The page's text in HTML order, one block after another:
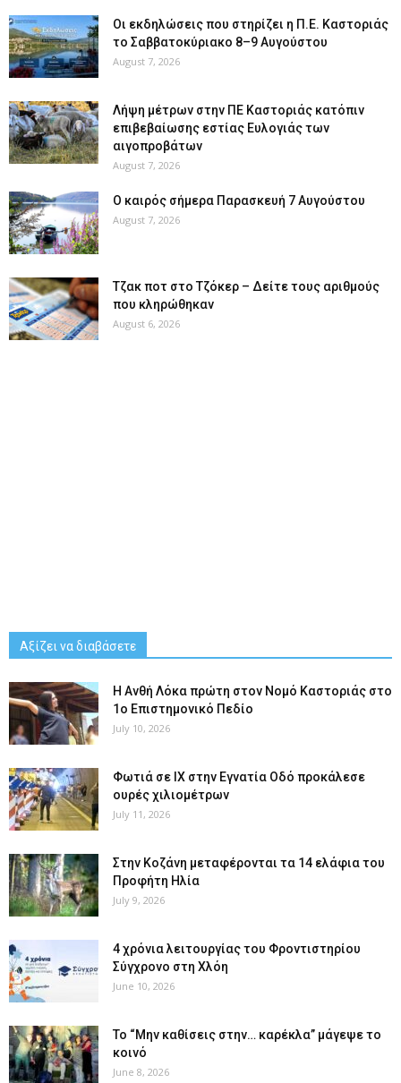
Οι εκδηλώσεις που στηρίζει η Π.Ε. Καστοριάς
το Σαββατοκύριακο 8–9 Αυγούστου
August 7, 2026
Λήψη μέτρων στην ΠΕ Καστοριάς κατόπιν
επιβεβαίωσης εστίας Ευλογιάς των
αιγοπροβάτων
August 7, 2026
Ο καιρός σήμερα Παρασκευή 7 Αυγούστου
August 7, 2026
Tζακ ποτ στο Τζόκερ – Δείτε τους αριθμούς
που κληρώθηκαν
August 6, 2026
Αξίζει να διαβάσετε
Η Ανθή Λόκα πρώτη στον Νομό Καστοριάς στο
1ο Επιστημονικό Πεδίο
July 10, 2026
Φωτιά σε ΙΧ στην Εγνατία Οδό προκάλεσε
ουρές χιλιομέτρων
July 11, 2026
Στην Κοζάνη μεταφέρονται τα 14 ελάφια του
Προφήτη Ηλία
July 9, 2026
4 χρόνια λειτουργίας του Φροντιστηρίου
Σύγχρονο στη Χλόη
June 10, 2026
Το “Μην καθίσεις στην… καρέκλα” μάγεψε το
κοινό
June 8, 2026